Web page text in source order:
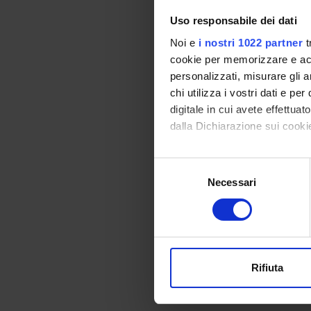
Uso responsabile dei dati
Noi e i nostri 1022 partner
cookie per memorizzare e
personalizzati, misurare gli
chi utilizza i vostri dati e per
digitale in cui avete
dalla Dichiarazione sui
Con il tuo consenso,
raccogliere
digitali).
modificare o ritirare il tuo
Necessari
Rifiuta
14 B
15 C
16 F
17
18
21
23